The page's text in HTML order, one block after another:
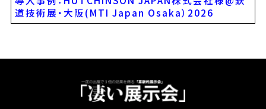
道技術展・大阪(MTI Japan Osaka）2026